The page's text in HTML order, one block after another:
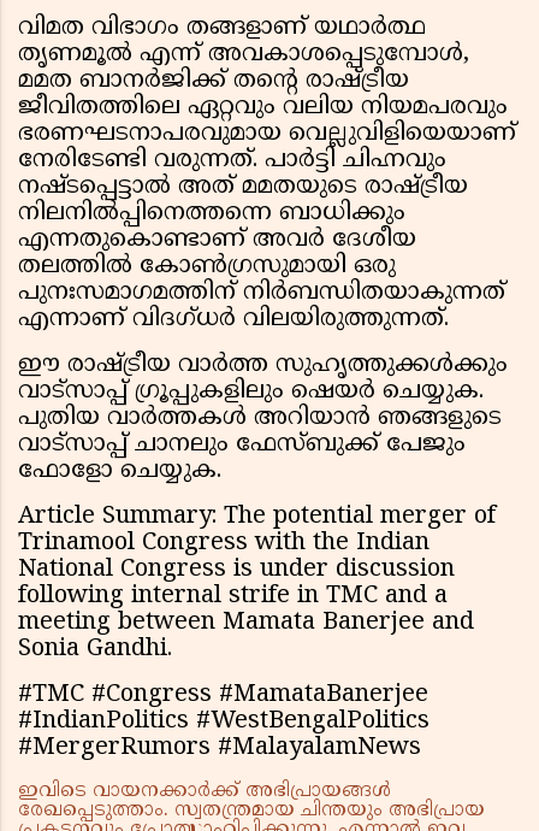
വിമത വിഭാഗം തങ്ങളാണ് യഥാർത്ഥ
തൃണമൂൽ എന്ന് അവകാശപ്പെടുമ്പോൾ,
മമത ബാനർജിക്ക് തൻ്റെ രാഷ്ട്രീയ
ജീവിതത്തിലെ ഏറ്റവും വലിയ നിയമപരവും
ഭരണഘടനാപരവുമായ വെല്ലുവിളിയെയാണ്
നേരിടേണ്ടി വരുന്നത്. പാർട്ടി ചിഹ്നവും
നഷ്ടപ്പെട്ടാൽ അത് മമതയുടെ രാഷ്ട്രീയ
നിലനിൽപ്പിനെത്തന്നെ ബാധിക്കും
എന്നതുകൊണ്ടാണ് അവർ ദേശീയ
തലത്തിൽ കോൺഗ്രസുമായി ഒരു
പുനഃസമാഗമത്തിന് നിർബന്ധിതയാകുന്നത്
എന്നാണ് വിദഗ്ധർ വിലയിരുത്തുന്നത്.
ഈ രാഷ്ട്രീയ വാർത്ത സുഹൃത്തുക്കൾക്കും
വാട്സാപ്പ് ഗ്രൂപ്പുകളിലും ഷെയർ ചെയ്യുക.
പുതിയ വാർത്തകൾ അറിയാൻ ഞങ്ങളുടെ
വാട്സാപ്പ് ചാനലും ഫേസ്ബുക്ക് പേജും
ഫോളോ ചെയ്യുക.
Article Summary: The potential merger of
Trinamool Congress with the Indian
National Congress is under discussion
following internal strife in TMC and a
meeting between Mamata Banerjee and
Sonia Gandhi.
#TMC #Congress #MamataBanerjee
#IndianPolitics #WestBengalPolitics
#MergerRumors #MalayalamNews
ഇവിടെ വായനക്കാർക്ക് അഭിപ്രായങ്ങൾ
രേഖപ്പെടുത്താം. സ്വതന്ത്രമായ ചിന്തയും അഭിപ്രായ